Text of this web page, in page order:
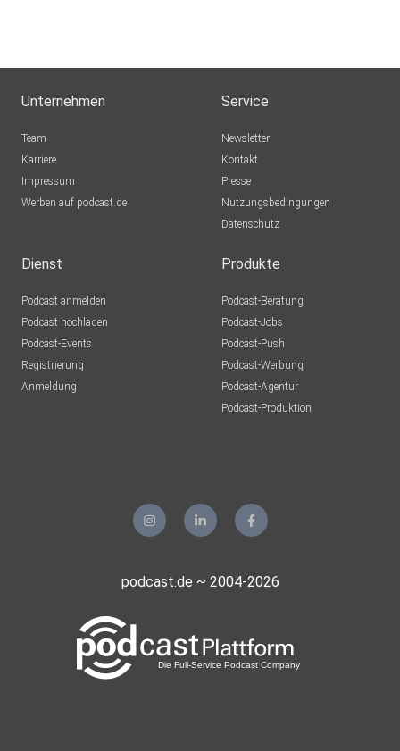
Unternehmen
Team
Karriere
Impressum
Werben auf podcast.de
Service
Newsletter
Kontakt
Presse
Nutzungsbedingungen
Datenschutz
Dienst
Podcast anmelden
Podcast hochladen
Podcast-Events
Registrierung
Anmeldung
Produkte
Podcast-Beratung
Podcast-Jobs
Podcast-Push
Podcast-Werbung
Podcast-Agentur
Podcast-Produktion
podcast.de ~ 2004-2026